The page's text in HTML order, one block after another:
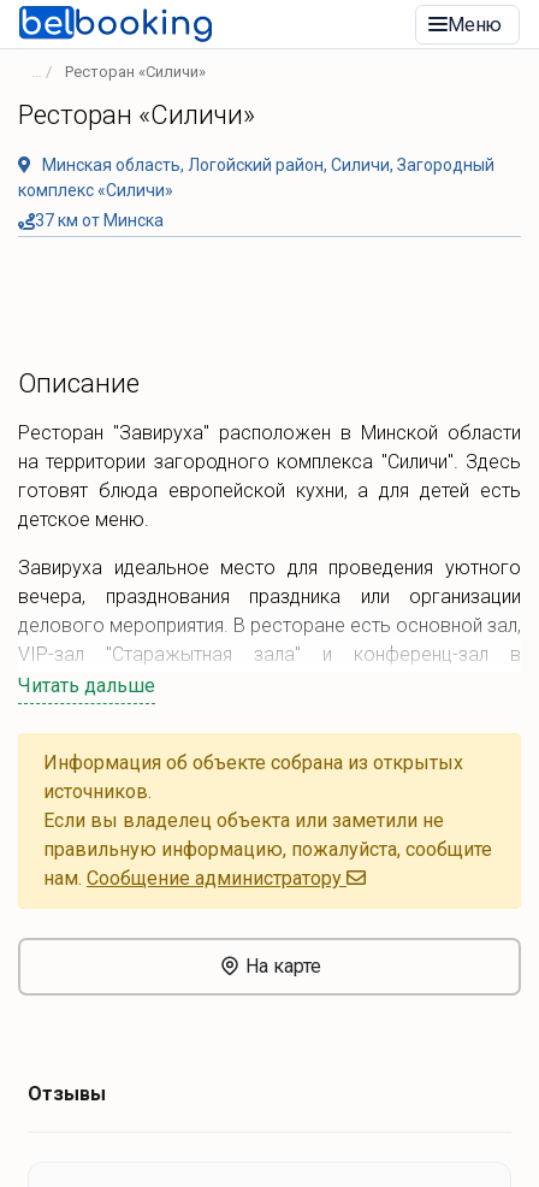
Меню
Ресторан «Силичи»
Ресторан «Силичи»
Минская область, Логойский район, Силичи, Загородный
комплекс «Силичи»
37 км от Минска
Описание
Ресторан "Завируха" расположен в Минской области
на территории загородного комплекса "Силичи". Здесь
готовят блюда европейской кухни, а для детей есть
детское меню.
Завируха идеальное место для проведения уютного
вечера, празднования праздника или организации
делового мероприятия. В ресторане есть основной зал,
VIP-зал "Старажытная зала" и конференц-зал в
рыцарском стиле для различных мероприятий и
количества гостей.
Также в ресторане есть бильярд для любителей игры.
Читать дальше
Информация об объекте собрана из открытых
источников.
Если вы владелец объекта или заметили не
правильную информацию, пожалуйста, сообщите
нам. Cообщение администратору
На карте
Отзывы